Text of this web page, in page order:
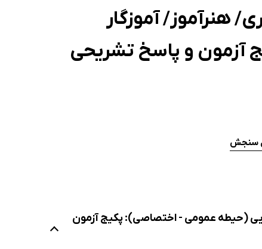
هنرآموز/ آموزگار
آزمون و پاسخ تشریحی
سنجش
(حیطه عمومی - اختصاصی): پکیج آزمون